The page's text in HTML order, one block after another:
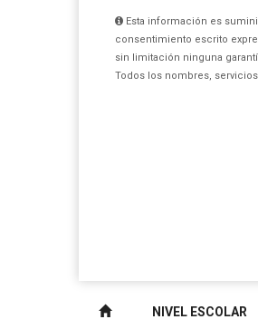
Esta información es
consentimiento escrito
sin limitación ninguna
Todos los nombres,
NIVEL ESCOLAR